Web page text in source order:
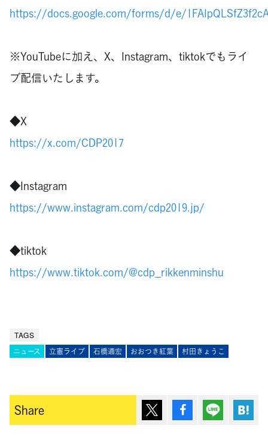
https://docs.google.com/forms/d/e/
※YouTubeに加え、X、Instagram、tiktokでもライ
ブ配信いたします。
◆X
https://x.com/CDP2017
◆Instagram
https://www.instagram.com/cdp2019.jp/
◆tiktok
https://www.tiktok.com/@cdp_rikkenminshu
TAGS
ニュース 立憲ライブ 石橋通宏 おおつき紅葉 村田きょうこ
Share ポスト シェア Lineで送